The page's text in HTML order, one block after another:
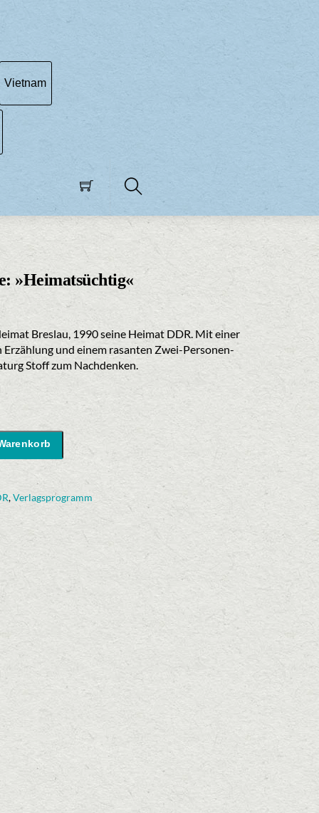
Search
Vietnam
»Heimatsüchtig«
Breslau, 1990 seine Heimat DDR. Mit einer
und einem rasanten Zwei-Personen-
Stoff zum Nachdenken.
,Verlagsprogramm